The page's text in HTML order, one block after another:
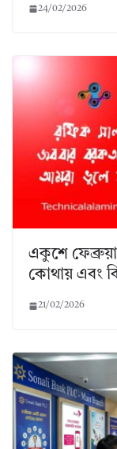
24/02/2026
একুশে
কোথায় এবং
21/02/2026